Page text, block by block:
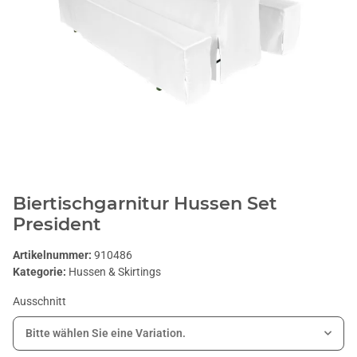
Biertischgarnitur Hussen Set
President
Artikelnummer: 910486
Kategorie: Hussen & Skirtings
Ausschnitt
Bitte wählen Sie eine Variation.